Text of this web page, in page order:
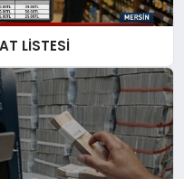
LİSTESİ